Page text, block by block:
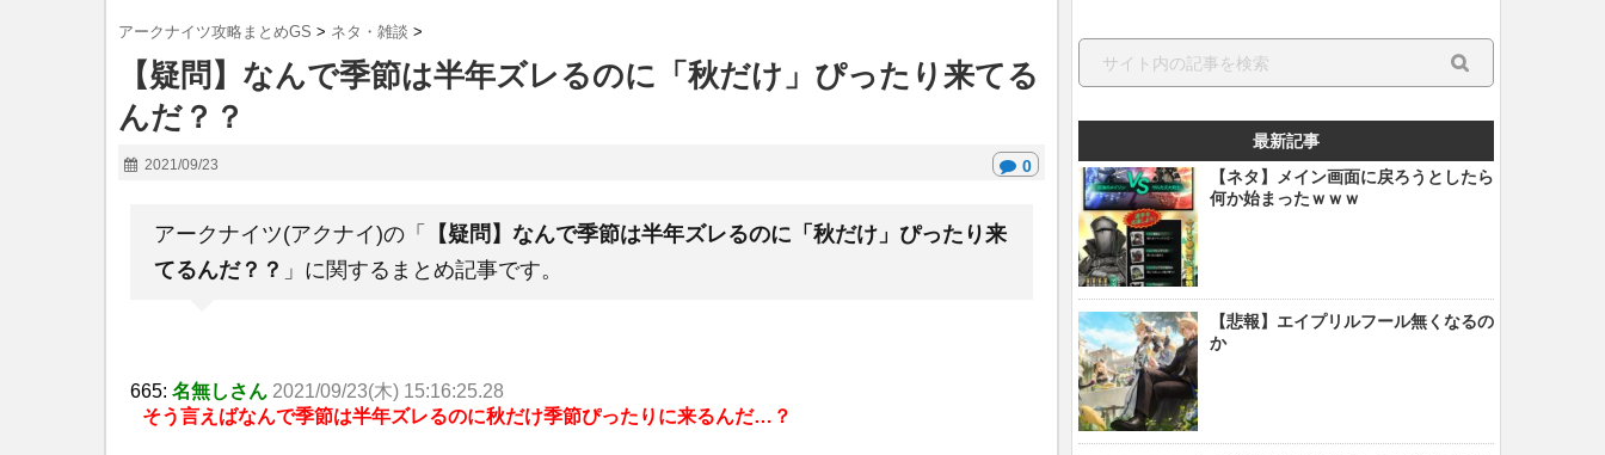
アークナイツ攻略まとめGS > ネタ・雑談 >
【疑問】なんで季節は半年ズレるのに「秋だけ」ぴったり来てる
んだ？？
2021/09/23 0
アークナイツ(アクナイ)の「
【疑問】なんで季節は半年ズレるのに「秋だけ」ぴったり来
てるんだ？？ 」に関するまとめ記事です。
665: 名無しさん 2021/09/23(木) 15:16:25.28
そう言えばなんで季節は半年ズレるのに秋だけ季節ぴったりに来るんだ…？
最新記事
【ネタ】メイン画面に戻ろうとしたら
何か始まったｗｗｗ
【悲報】エイプリルフール無くなるの
か